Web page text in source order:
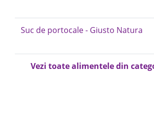
Suc de portocale - Giusto Natura
Vezi toate alimentele din